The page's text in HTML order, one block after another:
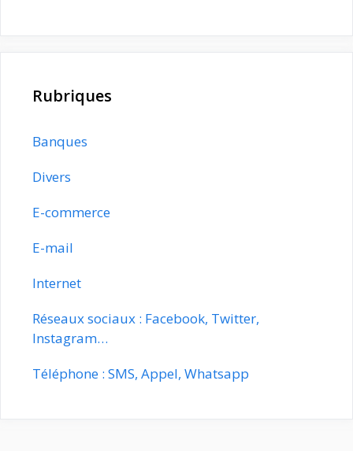
Rubriques
Banques
Divers
E-commerce
E-mail
Internet
Réseaux sociaux : Facebook, Twitter,
Instagram…
Téléphone : SMS, Appel, Whatsapp